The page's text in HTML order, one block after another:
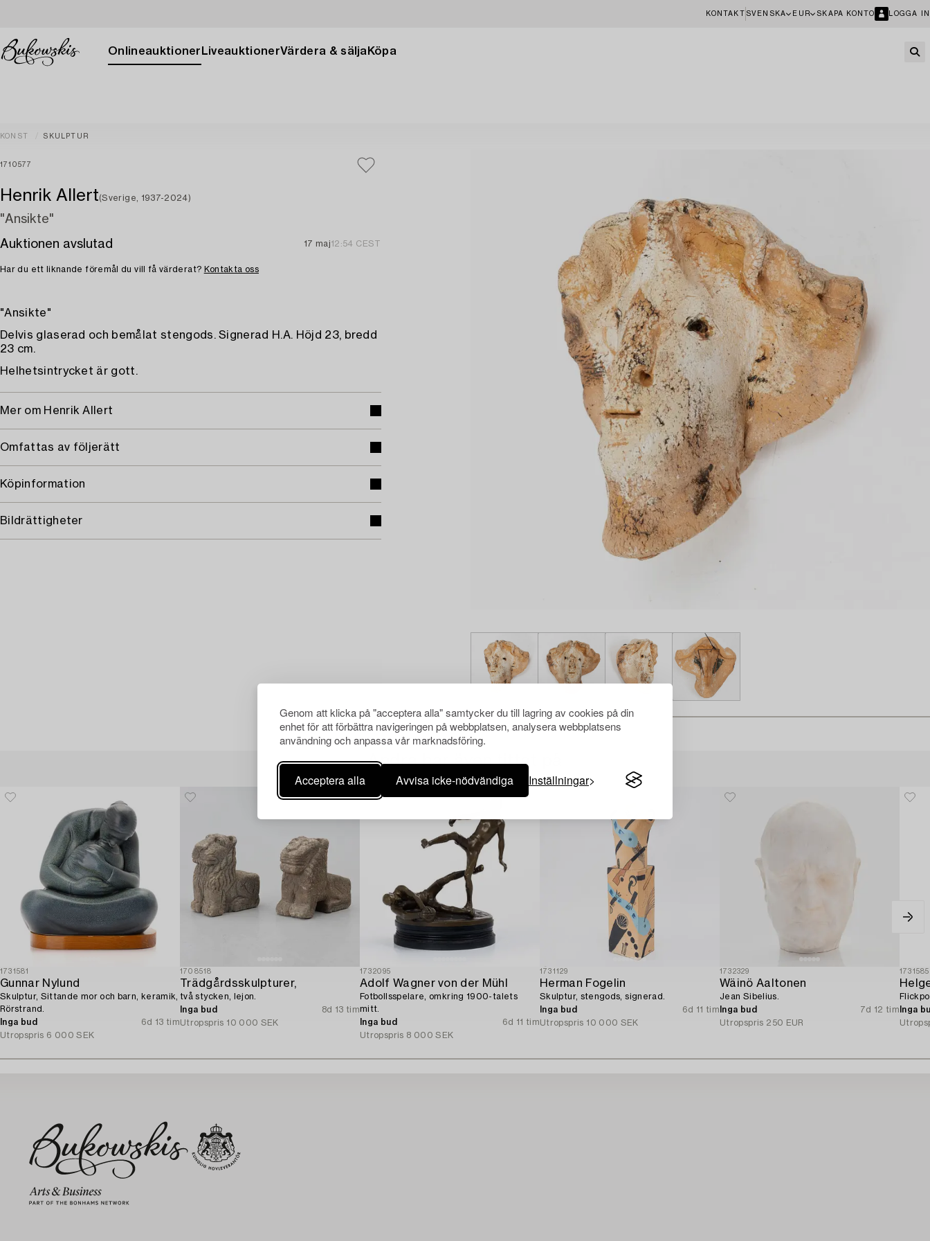
Genom att klicka på "acceptera alla" samtycker du till lagring av cookies på din
enhet för att förbättra navigeringen på webbplatsen, analysera webbplatsens
användning och anpassa vår marknadsföring.
Acceptera alla Avvisa icke-nödvändiga Inställningar
KONTAKT SVENSKA EUR SKAPA KONTO LOGGA IN
Onlineauktioner LiveauktionerVärdera & sälja Köpa
KONST SKULPTUR
1710577
Henrik Allert(Sverige, 1937-2024)
"Ansikte"
Auktionen avslutad
17 maj12:54 CEST
Har du ett liknande föremål du vill få värderat? Kontakta oss
"Ansikte"
Delvis glaserad och bemålat stengods. Signerad H.A. Höjd 23, bredd
23 cm.
Helhetsintrycket är gott.
Mer om Henrik Allert
Omfattas av följerätt
Köpinformation
Bildrättigheter
Andra har även tittat på
1731581
Gunnar Nylund
Skulptur, Sittande mor och barn, keramik,
Rörstrand.
Inga bud
6d 13 tim
Utropspris 6 000 SEK
1708518
Trädgårdsskulpturer,
två stycken, lejon.
Inga bud
8d 13 tim
Utropspris 10 000 SEK
1732095
Adolf Wagner von der Mühl
Fotbollsspelare, omkring 1900-talets
mitt.
Inga bud
6d 11 tim
Utropspris 8 000 SEK
1731129
Herman Fogelin
Skulptur, stengods, signerad.
Inga bud
6d 11 tim
Utropspris 10 000 SEK
1732329
Wäinö Aaltonen
Jean Sibelius.
Inga bud
7d 12 tim
Utropspris 250 EUR
1731585
Inga